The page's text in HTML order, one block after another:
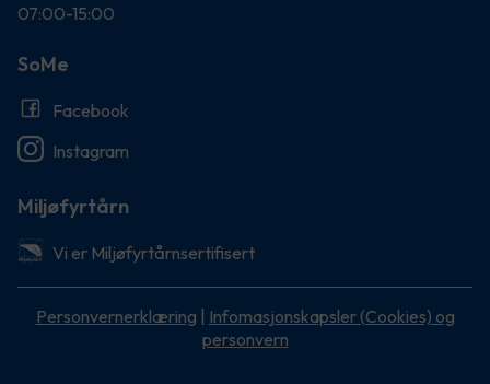
07:00-15:00
SoMe
Facebook
Instagram
Miljøfyrtårn
Vi er Miljøfyrtårnsertifisert
Personvernerklæring | Infomasjonskapsler (Cookies) og
personvern